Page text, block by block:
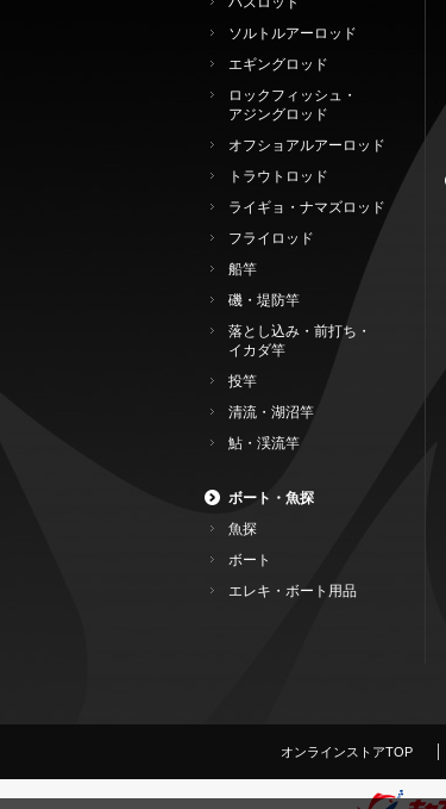
ソルトルアーロッド
エギングロッド
ロックフィッシュ・
アジングロッド
オフショアルアーロッド
トラウトロッド
ライギョ・ナマズロッド
フライロッド
船竿
磯・堤防竿
落とし込み・前打ち・
イカダ竿
投竿
清流・湖沼竿
鮎・渓流竿
ボート・魚探
魚探
ボート
エレキ・ボート用品
オンラインストアTOP